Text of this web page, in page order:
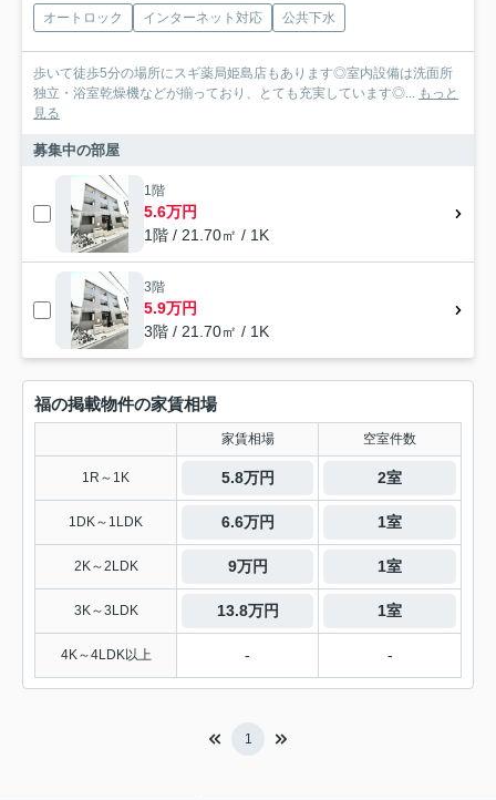
オートロック インターネット対応 公共下水
歩いて徒歩5分の場所にスギ薬局姫島店もあります◎室内設備は洗面所
独立・浴室乾燥機などが揃っており、とても充実しています◎... もっと
見る
募集中の部屋
1階
5.6万円
1階 / 21.70㎡ / 1K
3階
5.9万円
3階 / 21.70㎡ / 1K
福の掲載物件の家賃相場
家賃相場 空室件数
1R～1K 5.8万円 2室
1DK～1LDK 6.6万円 1室
2K～2LDK 9万円 1室
3K～3LDK 13.8万円 1室
4K～4LDK以上 - -
1